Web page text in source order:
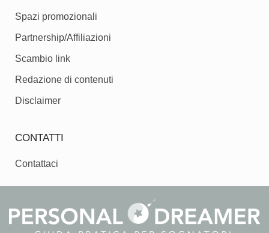
Spazi promozionali
Partnership/Affiliazioni
Scambio link
Redazione di contenuti
Disclaimer
CONTATTI
Contattaci